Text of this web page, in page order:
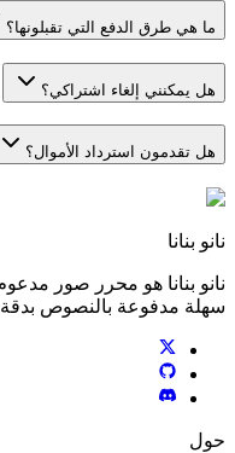
ما هي طرق الدفع التي تقبلونها؟
هل يمكنني إلغاء اشتراكي؟
هل تقدمون استرداد الأموال؟
نانو بنانا
نانو بنانا هو محرر صور
سهلة مدفوعة بالنصوص بدقة
حول